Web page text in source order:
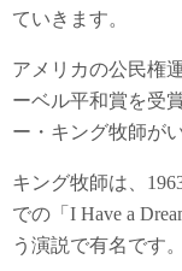
ていきます。
アメリカの公民権
ーベル平和賞を受
ー・キング牧師が
キング牧師は、
での「I Have a
う演説で有名です。